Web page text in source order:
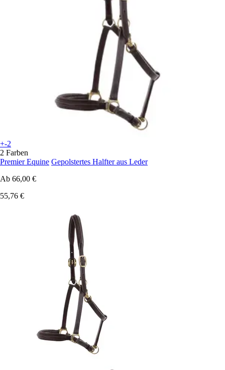
+-2
2 Farben
Premier Equine Gepolstertes Halfter aus Leder
Ab 66,00 €
55,76 €